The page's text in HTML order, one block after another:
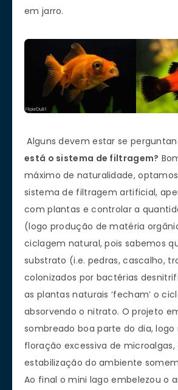
em jarro.
Alguns devem estar se
está o sistema de filtragem?
máximo de naturalidade,
sistema de filtragem artificial,
com plantas e controlar a
(logo produção de matéria
ciclagem natural, pois sabemos
substrato (i.e. pedras, cascalho,
colonizados por bactérias
as plantas naturais ‘fecham’ o
absorvendo o nitrato. O projeto
sombreado boa parte do dia, logo
floração excessiva de microalgas,
estabilização do ambiente
Ao final o mini lago embelezou o